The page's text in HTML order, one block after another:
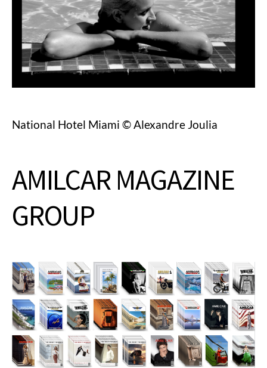
National Hotel Miami © Alexandre Joulia
AMILCAR MAGAZINE
GROUP